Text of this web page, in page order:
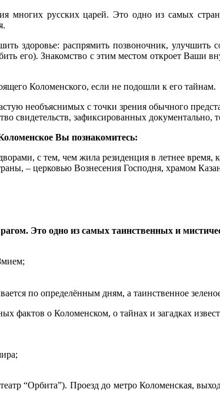
многих русских царей. Это одно из самых
распрямить позвоночник, улучшить
его). Знакомство с этим местом откроет Ваши
Коломенского, если не подошли к его тайнам.
необъяснимых с точки зрения обычного
свидетельств, зафиксированных документально,
Вы познакомитесь:
с тем, чем жила резиденция в летнее время,
– церковью Вознесения Господня, храмом
Это одно из самых таинственных и
по определённым дням, а таинственное
о Коломенском, о тайнах и загадках
“Орбита”). Проезд до метро Коломенская,